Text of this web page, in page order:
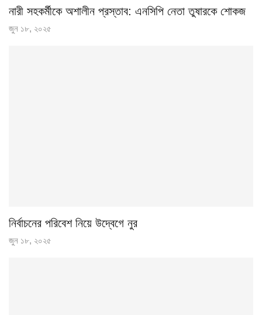
নারী সহকর্মীকে অশালীন প্রস্তাব: এনসিপি নেতা তুষারকে শোকজ
জুন ১৮, ২০২৫
নির্বাচনের পরিবেশ নিয়ে উদ্বেগে নুর
জুন ১৮, ২০২৫